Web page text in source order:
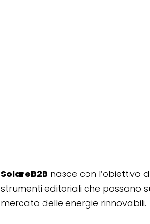
SolareB2B nasce con l’obiettivo
strumenti editoriali che possano
mercato delle energie rinnovabili.